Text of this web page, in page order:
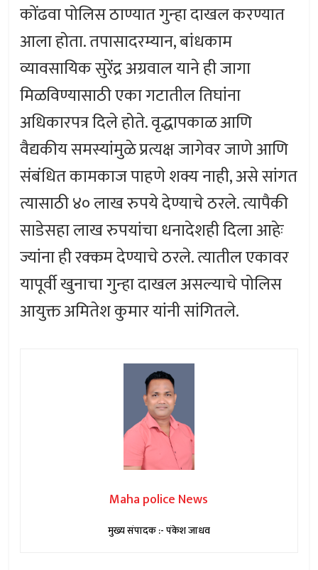
कोंढवा पोलिस ठाण्यात गुन्हा दाखल करण्यात
आला होता. तपासादरम्यान, बांधकाम
व्यावसायिक सुरेंद्र अग्रवाल याने ही जागा
मिळविण्यासाठी एका गटातील तिघांना
अधिकारपत्र दिले होते. वृद्धापकाळ आणि
वैद्यकीय समस्यांमुळे प्रत्यक्ष जागेवर जाणे आणि
संबंधित कामकाज पाहणे शक्य नाही, असे सांगत
त्यासाठी ४० लाख रुपये देण्याचे ठरले. त्यापैकी
साडेसहा लाख रुपयांचा धनादेशही दिला आहेः
ज्यांना ही रक्कम देण्याचे ठरले. त्यातील एकावर
यापूर्वी खुनाचा गुन्हा दाखल असल्याचे पोलिस
आयुक्त अमितेश कुमार यांनी सांगितले.
Maha police News
मुख्य संपादक :- पंकेश जाधव